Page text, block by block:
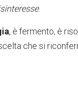
.
, è fermento, è
che si